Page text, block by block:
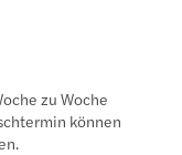
zu Woche
können